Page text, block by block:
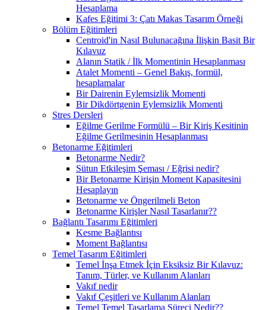
Hesaplama
Kafes Eğitimi 3: Çatı Makas Tasarım Örneği
Bölüm Eğitimleri
Centroid'in Nasıl Bulunacağına İlişkin Basit Bir
Kılavuz
Alanın Statik / İlk Momentinin Hesaplanması
Atalet Momenti – Genel Bakış, formül,
hesaplamalar
Bir Dairenin Eylemsizlik Momenti
Bir Dikdörtgenin Eylemsizlik Momenti
Stres Dersleri
Eğilme Gerilme Formülü – Bir Kiriş Kesitinin
Eğilme Gerilmesinin Hesaplanması
Betonarme Eğitimleri
Betonarme Nedir?
Sütun Etkileşim Şeması / Eğrisi nedir?
Bir Betonarme Kirişin Moment Kapasitesini
Hesaplayın
Betonarme ve Öngerilmeli Beton
Betonarme Kirişler Nasıl Tasarlanır??
Bağlantı Tasarımı Eğitimleri
Kesme Bağlantısı
Moment Bağlantısı
Temel Tasarım Eğitimleri
Temel İnşa Etmek İçin Eksiksiz Bir Kılavuz:
Tanım, Türler, ve Kullanım Alanları
Vakıf nedir
Vakıf Çeşitleri ve Kullanım Alanları
Temel Temel Tasarlama Süreci Nedir??